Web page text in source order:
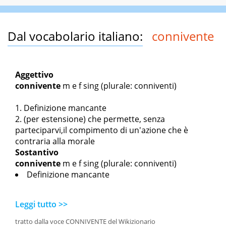
Dal vocabolario italiano: connivente
Aggettivo
connivente m ef sing(plurale: conniventi)
Definizione mancante
(per estensione) che permette, senza
parteciparvi,il compimento di un'azione che è
contraria alla morale
Sostantivo
connivente m ef sing(plurale: conniventi)
Definizione mancante
Leggi tutto >>
tratto dalla voce CONNIVENTE del Wikizionario